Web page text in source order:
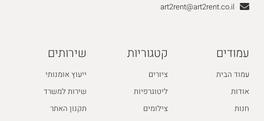
art2rent@art2rent.co.il
עמודים
עמוד הבית
אודות
חנות
קטגוריות
ציורים
ליטוגרפיות
צילומים
שירותים
ייעוץ אומנותי
שירות למשרד
תקנון האתר